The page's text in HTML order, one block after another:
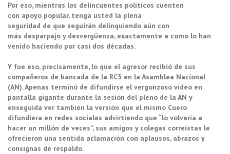
Por eso, mientras los delincuentes políticos cuenten
con apoyo popular, tenga usted la plena
seguridad de que seguirán delinquiendo aún con
más desparpajo y desvergüenza, exactamente a como lo han
venido haciendo por casi dos décadas.
Y fue eso, precisamente, lo que el agresor recibió de sus
compañeros de bancada de la RC5 en la Asamblea Nacional
(AN). Apenas terminó de difundirse el vergonzoso video en
pantalla gigante durante la sesión del pleno de la AN y
enseguida ver también la versión que el mismo Cuero
difundiera en redes sociales advirtiendo que “lo volvería a
hacer un millón de veces”, sus amigos y colegas correístas le
ofrecieron una sentida aclamación con aplausos, abrazos y
consignas de respaldo.